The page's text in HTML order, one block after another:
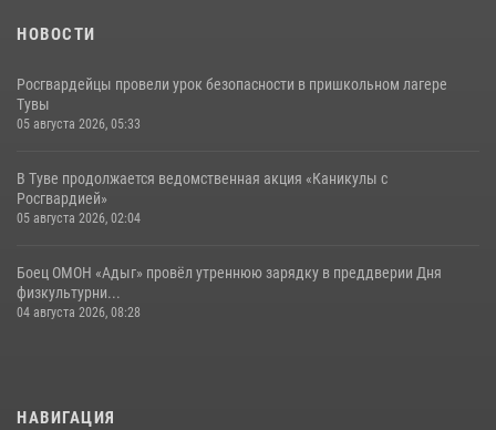
НОВОСТИ
Росгвардейцы провели урок безопасности в пришкольном лагере
Тувы
05 августа 2026, 05:33
В Туве продолжается ведомственная акция «Каникулы с
Росгвардией»
05 августа 2026, 02:04
Боец ОМОН «Адыг» провёл утреннюю зарядку в преддверии Дня
физкультурни...
04 августа 2026, 08:28
НАВИГАЦИЯ